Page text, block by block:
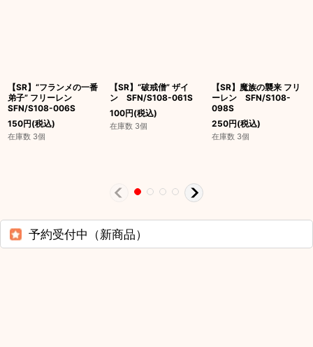
【SR】“フランメの一番
弟子” フリーレン
SFN/S108-006S
150円(税込)
在庫数 3個
【SR】“破戒僧” ザイ
ン SFN/S108-061S
100円(税込)
在庫数 3個
【SR】魔族の襲来 フリ
ーレン SFN/S108-
098S
250円(税込)
在庫数 3個
予約受付中（新商品）